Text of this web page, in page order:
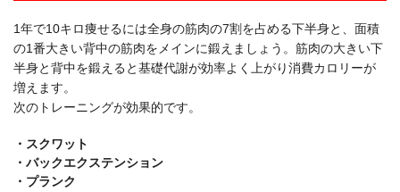
1年で10キロ痩せるには全身の筋肉の7割を占める下半身と、面積
の1番大きい背中の筋肉をメインに鍛えましょう。筋肉の大きい下
半身と背中を鍛えると基礎代謝が効率よく上がり消費カロリーが
増えます。
次のトレーニングが効果的です。
・スクワット
・バックエクステンション
・プランク